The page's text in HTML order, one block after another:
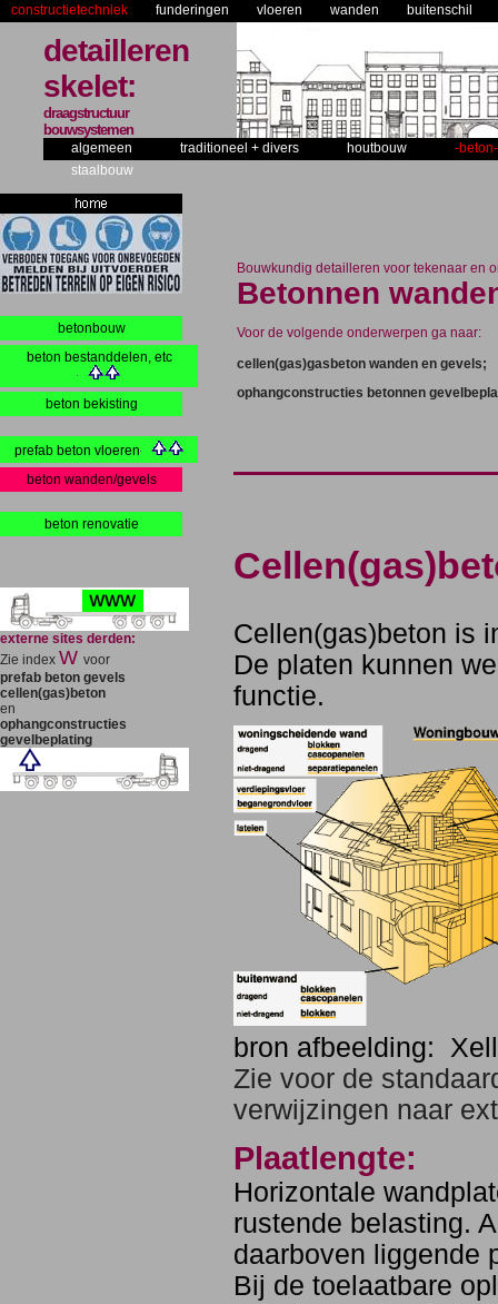
constructietechniek funderingen vloeren wanden buitenschil
detailleren
skelet:
draagstructuur
bouwsystemen
algemeen traditioneel + divers houtbouw
-beton-
staalbouw
Bouwkundig detailleren voor tekenaar en
Betonnen
Voor de volgende onderwerpen ga naar:
cellen(gas)gasbeton wanden en gevels;
ophangconstructies betonnen
Cellen(gas)beton is
De platen kunnen
functie.
bron afbeelding:
Zie voor de
verwijzingen naar
Plaatlengte:
Horizontale
rustende belasting.
daarboven liggende
Bij de toelaatbare
betonbouw
beton bestanddelen, etc
beton bekisting
prefab beton vloeren
beton wanden/gevels
beton renovatie
externe sites derden:
Zie index W voor
prefab beton gevels
cellen(gas)beton
en
ophangconstructies
gevelbeplating